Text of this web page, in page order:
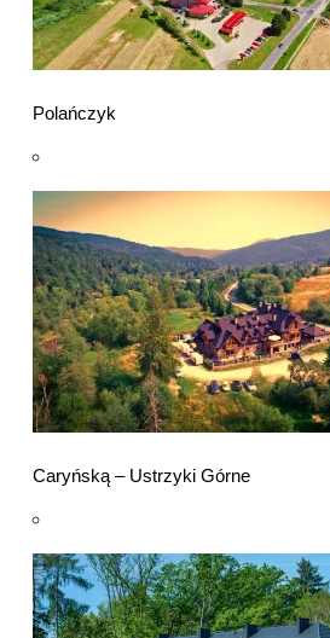
Polańczyk
Caryńską – Ustrzyki Górne